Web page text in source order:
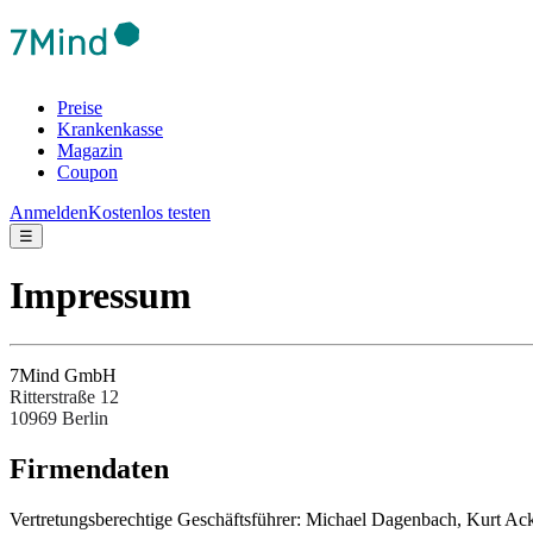
Preise
Krankenkasse
Magazin
Coupon
AnmeldenKostenlos testen
☰
Impressum
7Mind GmbH
Ritterstraße 12
10969 Berlin
Fir­men­da­ten
Ver­tre­tungs­be­rech­tige Ges­chäftsfüh­rer: Michael Dagenbach, Kurt